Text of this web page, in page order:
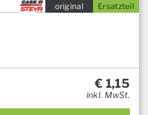
Ersatzteil
original
€ 1,15
inkl. MwSt.